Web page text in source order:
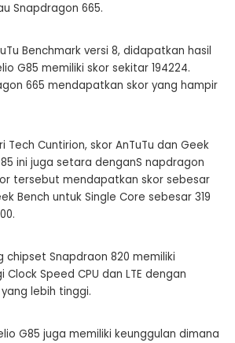
Snapdragon 665.
Benchmark versi 8, didapatkan hasil
G85 memiliki skor sekitar 194224.
665 mendapatkan skor yang hampir
Tech Cuntirion, skor AnTuTu dan Geek
ini juga setara denganS napdragon
tersebut mendapatkan skor sebesar
Bench untuk Single Core sebesar 319
chipset Snapdraon 820 memiliki
Speed CPU dan LTE dengan
lebih tinggi.
G85 juga memiliki keunggulan dimana